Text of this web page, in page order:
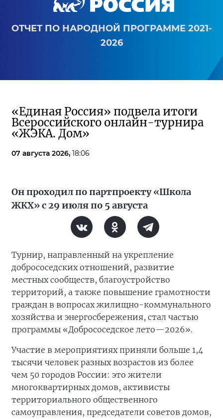
ОТЧЕТ ПО НАРОДНОЙ ПРОГРАММЕ 2021-
2026
«Единая Россия» подвела итоги
Всероссийского онлайн-турнира
«ЖЭКА. Дом»
07 августа 2026, 18:06
Он проходил по партпроекту «Школа
ЖКХ» с 29 июля по 5 августа
Турнир, направленный на укрепление
добрососедских отношений, развитие
местных сообществ, благоустройство
территорий, а также повышение грамотности
граждан в вопросах жилищно-коммунального
хозяйства и энергосбережения, стал частью
программы «Добрососедское лето—2026».
Участие в мероприятиях приняли больше 1,4
тысячи человек разных возрастов из более
чем 50 городов России: это жители
многоквартирных домов, активисты
территориального общественного
самоуправления, председатели советов домов,